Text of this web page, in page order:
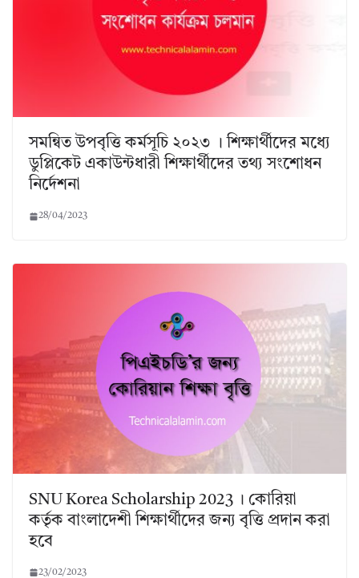
সমন্বিত উপবৃত্তি কর্মসূচি ২০২৩ । শিক্ষার্থীদের মধ্যে
ডুপ্লিকেট একাউন্টধারী শিক্ষার্থীদের তথ্য সংশোধন
নির্দেশনা
28/04/2023
SNU Korea Scholarship 2023 । কোরিয়া
কর্তৃক বাংলাদেশী শিক্ষার্থীদের জন্য বৃত্তি প্রদান করা
হবে
23/02/2023